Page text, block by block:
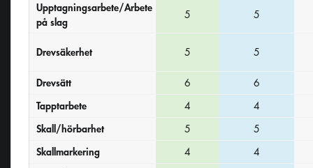
Upptagningsarbete/Arbete
på slag
5 5
Drevsäkerhet 5 5
Drevsätt 6
6
Tapptarbete
4
4
Skall/hörbarhet
5
5
Skallmarkering
4
4